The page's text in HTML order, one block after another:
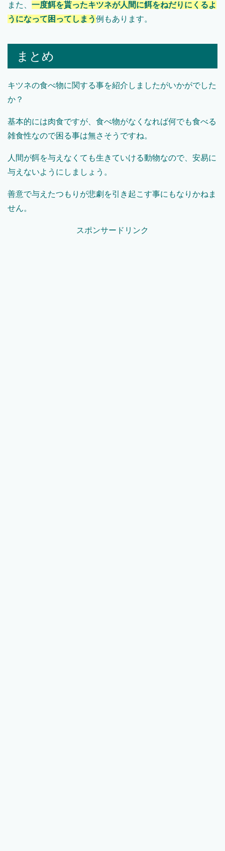
また、 一度餌を貰ったキツネが人間に餌をねだりにくるよ
うになって困ってしまう例もあります。
まとめ
キツネの食べ物に関する事を紹介しましたがいかがでした
か？
基本的には肉食ですが、食べ物がなくなれば何でも食べる
雑食性なので困る事は無さそうですね。
人間が餌を与えなくても生きていける動物なので、安易に
与えないようにしましょう。
善意で与えたつもりが悲劇を引き起こす事にもなりかねま
せん。
スポンサードリンク